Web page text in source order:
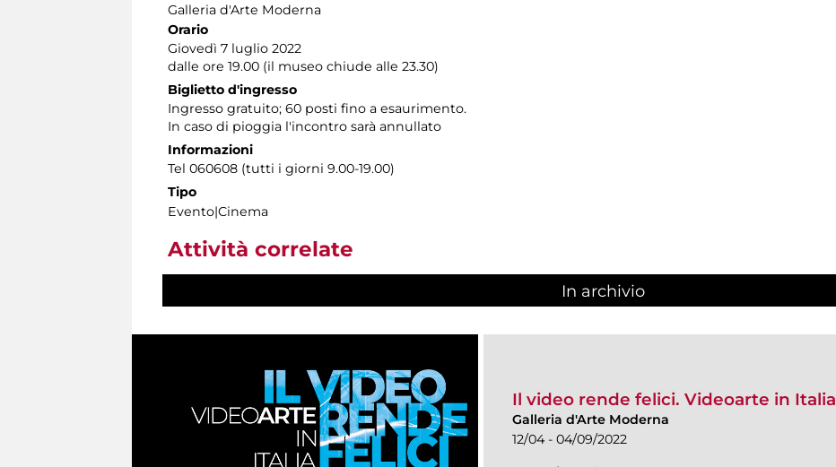
Galleria d'Arte Moderna
Orario
Giovedì 7 luglio 2022
dalle ore 19.00 (il museo chiude alle 23.30)
Biglietto d'ingresso
Ingresso gratuito; 60 posti fino a esaurimento.
In caso di pioggia l'incontro sarà annullato
Informazioni
Tel 060608 (tutti i giorni 9.00-19.00)
Tipo
Evento|Cinema
Attività correlate
In archivio
Il video rende felici. Videoarte in Italia
Galleria d'Arte Moderna
12/04 - 04/09/2022